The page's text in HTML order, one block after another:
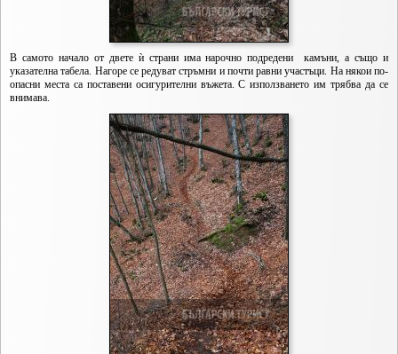
В самото начало от двете ѝ страни има нарочно подредени камъни, а също и
указателна табела. Нагоре се редуват стръмни и почти равни участъци. На някои по-
опасни места са поставени осигурителни въжета. С използването им трябва да се
внимава.